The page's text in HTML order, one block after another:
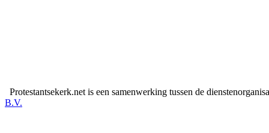
Protestantsekerk.net is een samenwerking tussen de
B.V.